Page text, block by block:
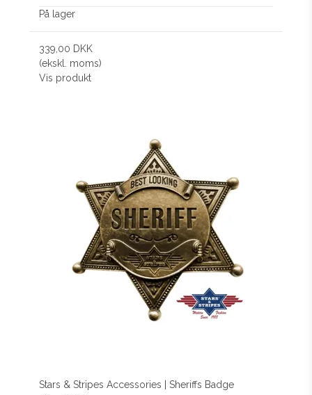
På lager
339,00 DKK
(ekskl. moms)
Vis produkt
Stars & Stripes Accessories | Sheriffs Badge